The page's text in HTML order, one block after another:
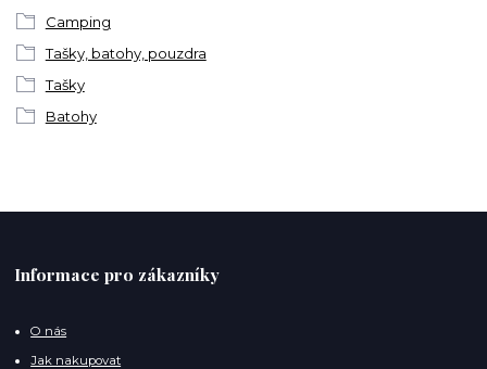
Camping
Tašky, batohy, pouzdra
Tašky
Batohy
Informace pro zákazníky
O nás
Jak nakupovat